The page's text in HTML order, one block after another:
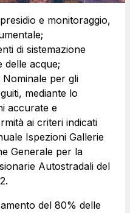
e monitoraggio,
di sistemazione
delle acque;
per gli
mediante lo
accurate e
ai criteri indicati
Ispezioni Gallerie
Generale per la
Autostradali del
del 80% delle